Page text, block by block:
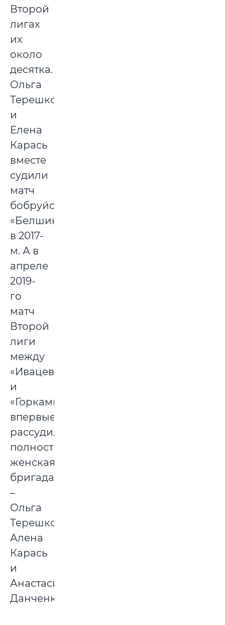
Второй
лигах
их
около
десятка.
Ольга
Терешко
и
Елена
Карась
вместе
судили
матч
бобруйской
«Белшины»
в 2017-
м. А в
апреле
2019-
го
матч
Второй
лиги
между
«Ивацевичами»
и
«Горками»
впервые
рассудила
полностью
женская
бригада
–
Ольга
Терешко,
Алена
Карась
и
Анастасия
Данченко.